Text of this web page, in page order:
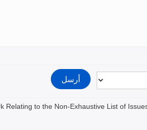
Relating to the Non-Exhaustive List of